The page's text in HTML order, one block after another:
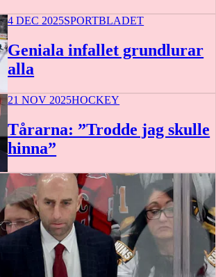
4 DEC 2025SPORTBLADET
Geniala infallet grundlurar
alla
21 NOV 2025HOCKEY
Tårarna: ”Trodde jag skulle
hinna”